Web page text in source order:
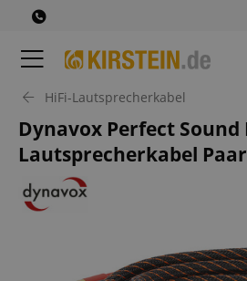
HiFi-Lautsprecherkabel
Dynavox Perfect Sound
Lautsprecherkabel